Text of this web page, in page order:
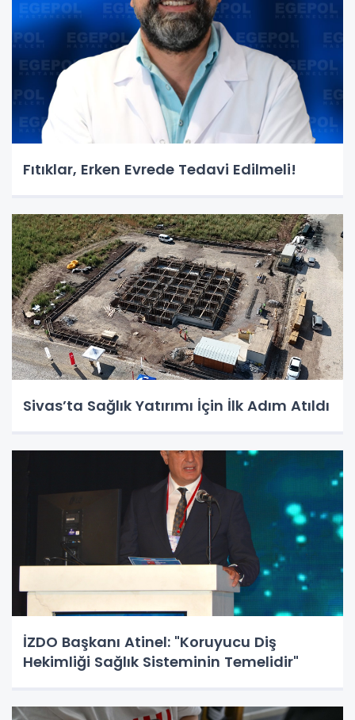
Fıtıklar, Erken Evrede Tedavi Edilmeli!
Sivas’ta Sağlık Yatırımı İçin İlk Adım Atıldı
İZDO Başkanı Atinel: "Koruyucu Diş
Hekimliği Sağlık Sisteminin Temelidir"